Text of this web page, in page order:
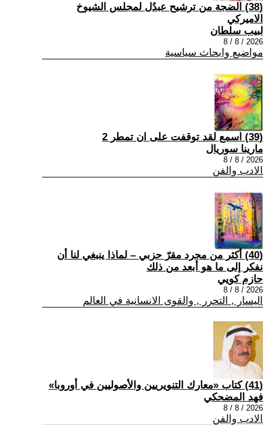
(38) الضجة من ترشيح عبدُل لمجلس الشيوخ
الاميركي
لبيب سلطان
2026 / 8 / 8
مواضيع وابحاث سياسية
(39) اسمع لقد توقفت على ان تمطر 2
مارينا سوريال
2026 / 8 / 8
الادب والفن
(40) أكثر من مجرد مقرّ حزبي – لماذا ينبغي لنا أن
نفكر إلى ما هو أبعد من ذلك
حازم كويي
2026 / 8 / 8
اليسار , التحرر , والقوى الانسانية في العالم
(41) كتاب «معارك التنويريين والأصوليين في أوروبا»
فهد المضحكي
2026 / 8 / 8
الادب والفن